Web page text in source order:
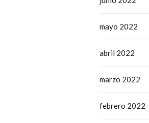
mayo 2022
abril 2022
marzo 2022
febrero 2022